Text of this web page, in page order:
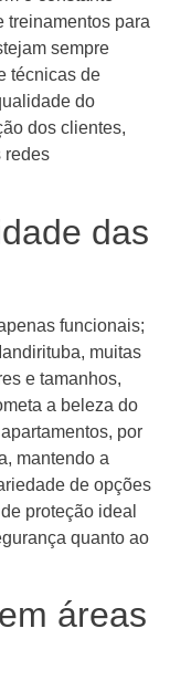
treinamentos para
sempre
técnicas de
do
dos clientes,
redes
das
funcionais;
muitas
e tamanhos,
a beleza do
por
mantendo a
de opções
proteção ideal
quanto ao
áreas